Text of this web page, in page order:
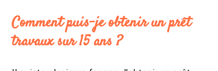
Comment puis-je obtenir un prêt
travaux sur 15 ans ?